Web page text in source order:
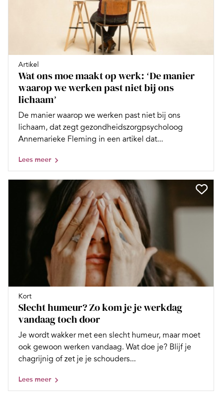
Artikel
Wat ons moe maakt op werk: ʻDe manier
waarop we werken past niet bij ons
lichaamʼ
De manier waarop we werken past niet bij ons
lichaam, dat zegt gezondheidszorgpsycholoog
Annemarieke Fleming in een artikel dat...
Lees meer
Kort
Slecht humeur? Zo kom je je werkdag
vandaag toch door
Je wordt wakker met een slecht humeur, maar moet
ook gewoon werken vandaag. Wat doe je? Blijf je
chagrijnig of zet je je schouders...
Lees meer